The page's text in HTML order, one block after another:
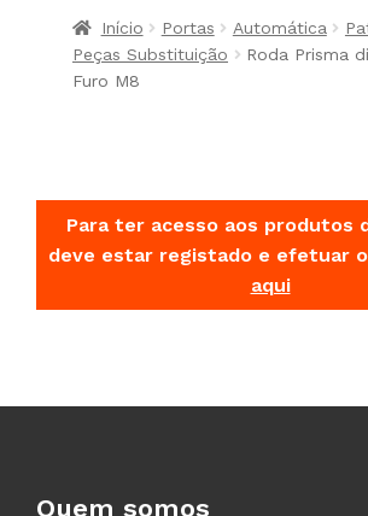
Início Portas Automática
Peças Substituição
Roda Prisma
Furo M8
Para ter acesso aos produtos
deve estar registado e efetuar
aqui
Quem somos